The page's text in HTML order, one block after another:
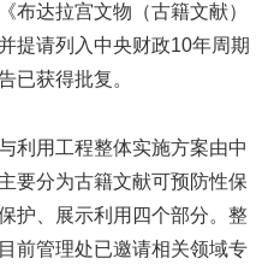
布达拉宫文物（古籍文献）
提请列入中央财政10年周期
已获得批复。
利用工程整体实施方案由中
要分为古籍文献可预防性保
护、展示利用四个部分。整
前管理处已邀请相关领域专